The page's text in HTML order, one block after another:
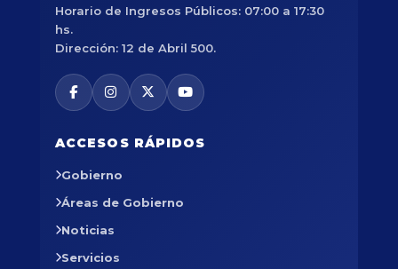
Horario de Ingresos Públicos: 07:00 a 17:30
hs.
Dirección: 12 de Abril 500.
ACCESOS RÁPIDOS
Gobierno
Áreas de Gobierno
Noticias
Servicios